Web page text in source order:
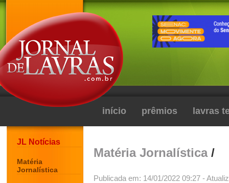
início prêmios lavras
JL Notícias
Matéria
Jornalística
Matéria Jornalística/
Publicada em: 14/01/2022 09:27 -